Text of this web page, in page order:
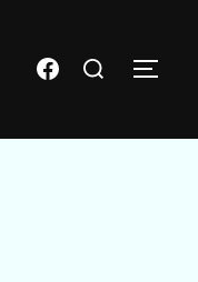
Page FB du clubRechercher :